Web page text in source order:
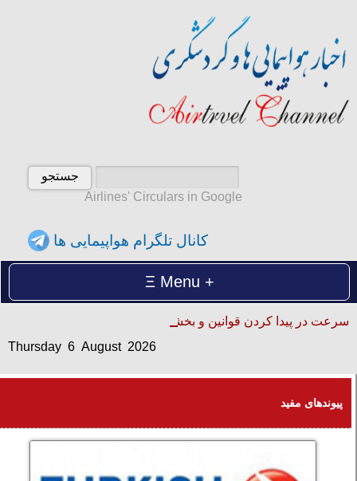
Airlines' Circulars in Google
کانال تلگرام هواپیمایی ها
Menu
سرعت در پیدا کردن قوانین و بخشنامه ها
Thursday 6 August 2026
Thursday 6 August 2026
پیوندهای مفید